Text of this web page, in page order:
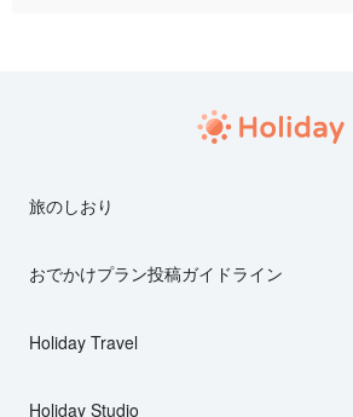
旅のしおり
おでかけプラン投稿ガイドライン
Holiday Travel
Holiday Studio